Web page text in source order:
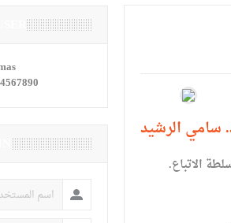
النواب يقر مشروع
القاضي محمود أحمد
سامي الرشيد
الاتباع.